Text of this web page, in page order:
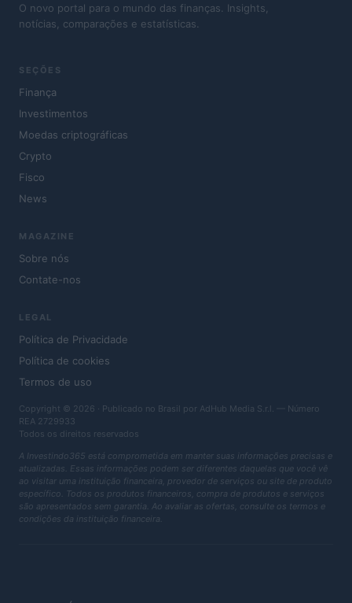
O novo portal para o mundo das finanças. Insights,
notícias, comparações e estatísticas.
SEÇÕES
Finança
Investimentos
Moedas criptográficas
Crypto
Fisco
News
MAGAZINE
Sobre nós
Contate-nos
LEGAL
Política de Privacidade
Política de cookies
Termos de uso
Copyright © 2026 · Publicado no Brasil por AdHub Media S.r.l. — Número
REA 2729933
Todos os direitos reservados
A Investindo365 está comprometida em manter suas informações precisas e
atualizadas. Essas informações podem ser diferentes daquelas que você vê
ao visitar uma instituição financeira, provedor de serviços ou site de produto
específico. Todos os produtos financeiros, compra de produtos e serviços
são apresentados sem garantia. Ao avaliar as ofertas, consulte os termos e
condições da instituição financeira.